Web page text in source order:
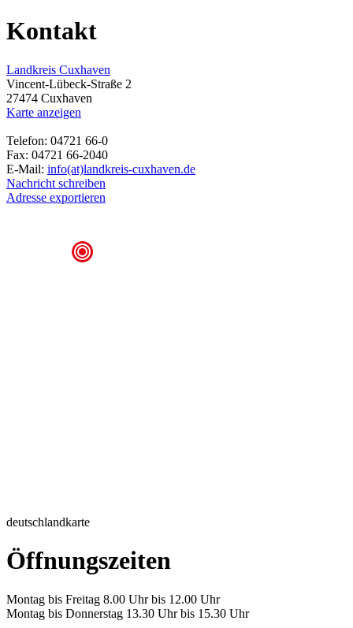
Kontakt
Landkreis Cuxhaven
Vincent-Lübeck-Straße 2
27474 Cuxhaven
Karte anzeigen
Telefon: 04721 66-0
Fax: 04721 66-2040
E-Mail: info(at)landkreis-cuxhaven.de
Nachricht schreiben
Adresse exportieren
deutschlandkarte
Öffnungszeiten
Montag bis Freitag 8.00 Uhr bis 12.00 Uhr
Montag bis Donnerstag 13.30 Uhr bis 15.30 Uhr